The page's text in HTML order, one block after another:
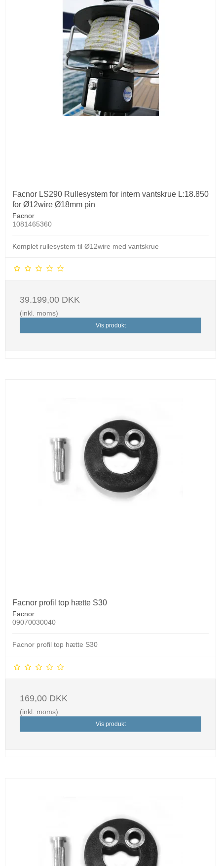
Facnor LS290 Rullesystem for intern vantskrue L:18.850
for Ø12wire Ø18mm pin
Facnor
1081465360
Komplet rullesystem til Ø12wire med vantskrue
39.199,00 DKK
(inkl. moms)
Vis produkt
Facnor profil top hætte S30
Facnor
09070030040
Facnor profil top hætte S30
169,00 DKK
(inkl. moms)
Vis produkt